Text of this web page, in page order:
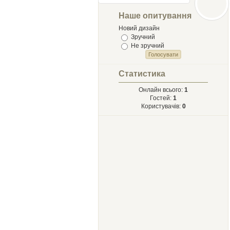
Лыст
Твору Ырий
Наше опитування
Новий дизайн
Зручний
Не зручний
Статистика
Онлайн всього: 1
Гостей: 1
Користувачів: 0